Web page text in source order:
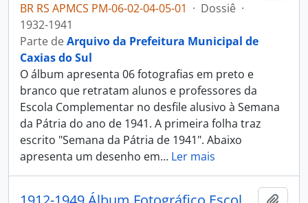
BR RS APMCS PM-06-02-04-05-01 · Dossiê ·
1932-1941
Parte deArquivo da Prefeitura Municipal de
Caxias do Sul
O álbum apresenta 06 fotografias em preto e
branco que retratam alunos e professores da
Escola Complementar no desfile alusivo à Semana
da Pátria do ano de 1941. A primeira folha traz
escrito "Semana da Pátria de 1941". Abaixo
apresenta um desenho em… Ler mais